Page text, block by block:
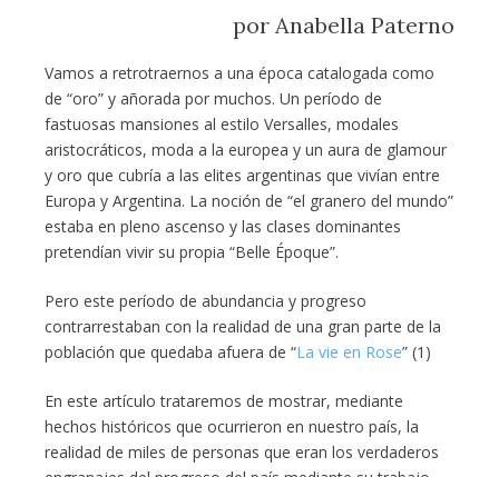
por Anabella Paterno
Vamos a retrotraernos a una época catalogada como
de “oro” y añorada por muchos. Un período de
fastuosas mansiones al estilo Versalles, modales
aristocráticos, moda a la europea y un aura de glamour
y oro que cubría a las elites argentinas que vivían entre
Europa y Argentina. La noción de “el granero del mundo”
estaba en pleno ascenso y las clases dominantes
pretendían vivir su propia “Belle Époque”.
Pero este período de abundancia y progreso
contrarrestaban con la realidad de una gran parte de la
población que quedaba afuera de “La vie en Rose” (1)
En este artículo trataremos de mostrar, mediante
hechos históricos que ocurrieron en nuestro país, la
realidad de miles de personas que eran los verdaderos